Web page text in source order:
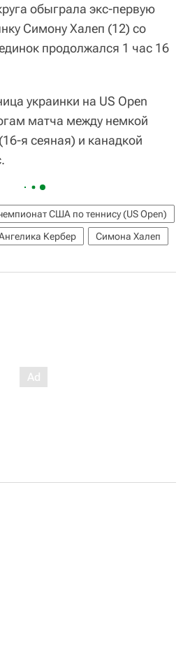
обыграла экс-первую
Симону Халеп (12) со
продолжался 1 час 16
украинки на US Open
матча между немкой
я сеяная) и канадкой
США по теннису (US Open)
Кербер
Симона Халеп